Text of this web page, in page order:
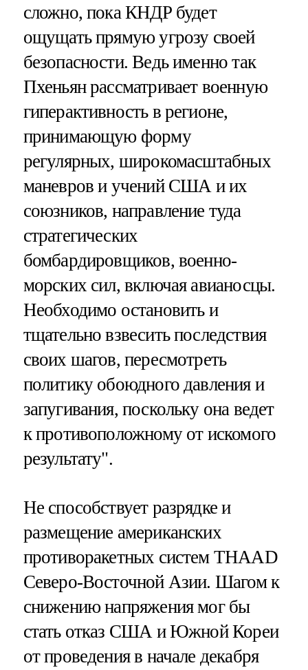
сложно, пока КНДР будет
ощущать прямую угрозу своей
безопасности. Ведь именно так
Пхеньян рассматривает военную
гиперактивность в регионе,
принимающую форму
регулярных, широкомасштабных
маневров и учений США и их
союзников, направление туда
стратегических
бомбардировщиков, военно-
морских сил, включая авианосцы.
Необходимо остановить и
тщательно взвесить последствия
своих шагов, пересмотреть
политику обоюдного давления и
запугивания, поскольку она ведет
к противоположному от искомого
результату".
Не способствует разрядке и
размещение американских
противоракетных систем THAAD
Северо-Восточной Азии. Шагом к
снижению напряжения мог бы
стать отказ США и Южной Кореи
от проведения в начале декабря